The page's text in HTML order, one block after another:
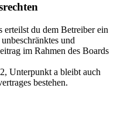
erteilst du dem Betreiber ein
und
im Rahmen des Boards
Unterpunkt a bleibt auch
bestehen.